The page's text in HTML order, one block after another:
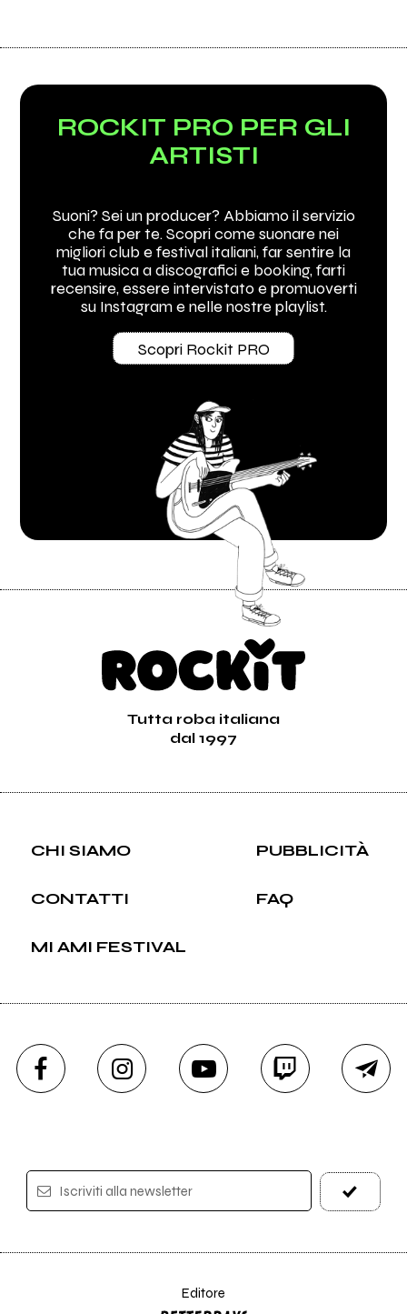
ROCKIT PRO PER GLI
ARTISTI
Suoni? Sei un producer? Abbiamo il servizio
che fa per te. Scopri come suonare nei
migliori club e festival italiani, far sentire la
tua musica a discografici e booking, farti
recensire, essere intervistato e promuoverti
su Instagram e nelle nostre playlist.
Scopri Rockit PRO
Tutta roba italiana
dal 1997
CHI SIAMO PUBBLICITÀ
CONTATTI FAQ
MI AMI FESTIVAL
Iscriviti alla newsletter
Editore